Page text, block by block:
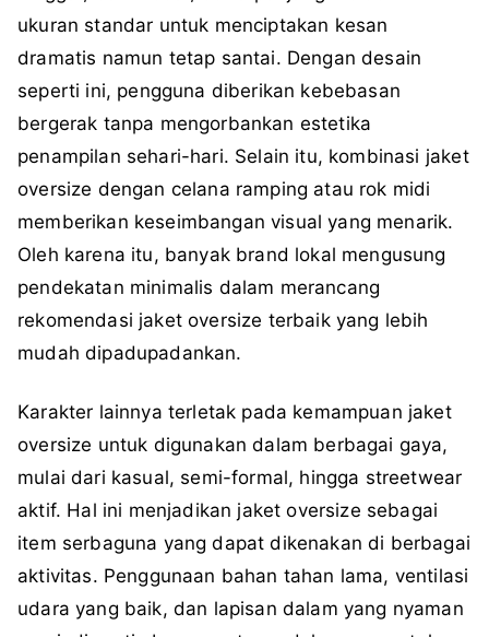
ukuran standar untuk menciptakan kesan
dramatis namun tetap santai. Dengan desain
seperti ini, pengguna diberikan kebebasan
bergerak tanpa mengorbankan estetika
penampilan sehari-hari. Selain itu, kombinasi jaket
oversize dengan celana ramping atau rok midi
memberikan keseimbangan visual yang menarik.
Oleh karena itu, banyak brand lokal mengusung
pendekatan minimalis dalam merancang
rekomendasi jaket oversize terbaik yang lebih
mudah dipadupadankan.
Karakter lainnya terletak pada kemampuan jaket
oversize untuk digunakan dalam berbagai gaya,
mulai dari kasual, semi-formal, hingga streetwear
aktif. Hal ini menjadikan jaket oversize sebagai
item serbaguna yang dapat dikenakan di berbagai
aktivitas. Penggunaan bahan tahan lama, ventilasi
udara yang baik, dan lapisan dalam yang nyaman